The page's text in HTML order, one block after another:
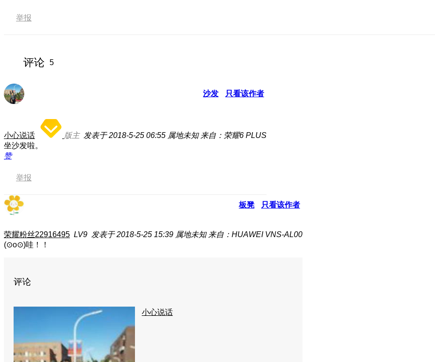
举报
评论 5
沙发 只看该作者
小心说话 版主 发表于 2018-5-25 06:55 属地未知 来自：荣耀6 PLUS
坐沙发啦。
赞
举报
板凳 只看该作者
荣耀粉丝22916495 LV9 发表于 2018-5-25 15:39 属地未知 来自：HUAWEI VNS-AL00
(⊙o⊙)哇！！
评论
小心说话